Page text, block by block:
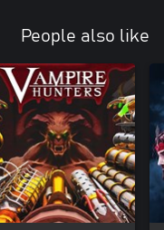
People also like